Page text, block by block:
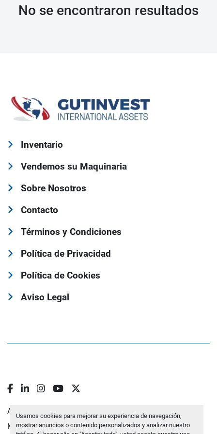
Usamos cookies para mejorar su experiencia de navegación,
mostrar anuncios o contenido personalizados y analizar nuestro
No se encontraron resultados
Inventario
Vendemos su Maquinaria
Sobre Nosotros
Contacto
Términos y Condiciones
Política de Privacidad
Política de Cookies
Aviso Legal
Administrar cookies
Machinio Systemsitio web deMachinio
facebook
linkedininstagram
youtube